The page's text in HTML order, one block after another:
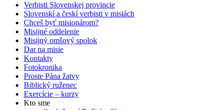
Verbisti Slovenskej provincie
Slovenskí a českí verbisti v misiách
Chceš byť misionárom?
Misijné oddelenie
Misijný omšový spolok
Dar na misie
Kontakty
Fotokronika
Proste Pána žatvy
Biblický ruženec
Exercície – kurzy
Kto sme